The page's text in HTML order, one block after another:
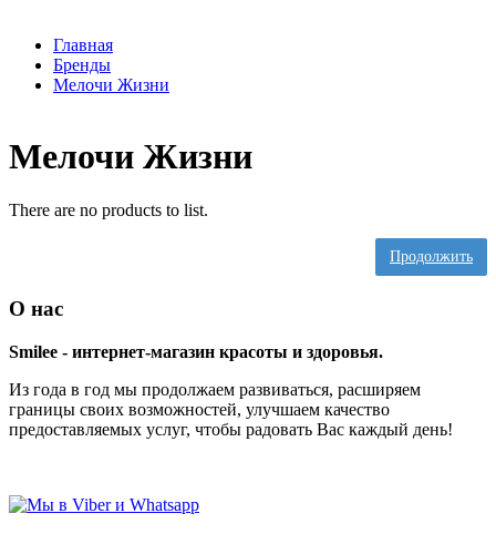
Главная
Бренды
Мелочи Жизни
Мелочи Жизни
There are no products to list.
Продолжить
О нас
Smilee - интернет-магазин красоты и здоровья.
Из года в год мы продолжаем развиваться, расширяем
границы своих возможностей, улучшаем качество
предоставляемых услуг, чтобы радовать Вас каждый день!